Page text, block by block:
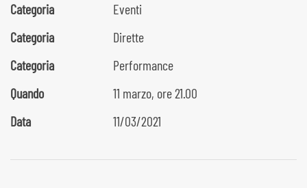
Categoria
Eventi
Categoria
Dirette
Categoria
Performance
Quando
11 marzo, ore 21.00
Data
11/03/2021